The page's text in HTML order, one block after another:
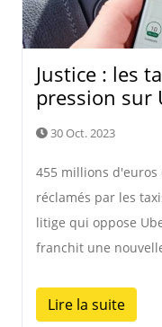
Justice : les
pression sur
30 Oct. 2023
455 millions
réclamés par les
litige qui oppose
franchit une
Lire la suite